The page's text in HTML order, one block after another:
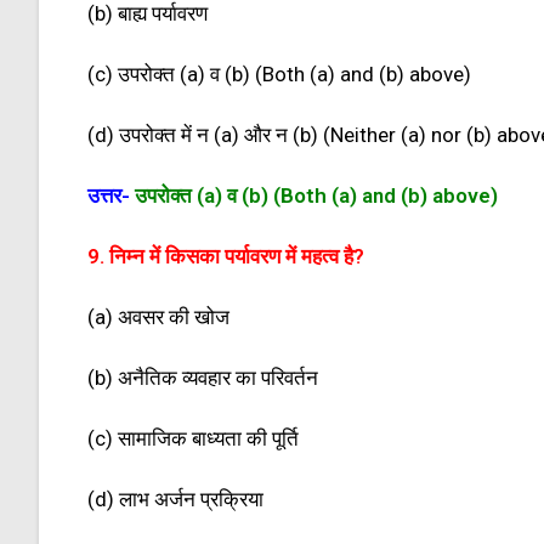
(b) बाह्य पर्यावरण
(c) उपरोक्त (a) व (b) (Both (a) and (b) above)
(d) उपरोक्त में न (a) और न (b) (Neither (a) nor (b)
उत्तर-उपरोक्त (a) व (b) (Both (a) and (b) above)
9. निम्न में किसका पर्यावरण में महत्व है?
(a) अवसर की खोज
(b) अनैतिक व्यवहार का परिवर्तन
(c) सामाजिक बाध्यता की पूर्ति
(d) लाभ अर्जन प्रक्रिया